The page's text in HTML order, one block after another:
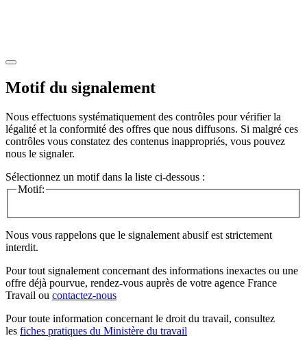
Motif du signalement
Nous effectuons systématiquement des contrôles pour vérifier la
légalité et la conformité des offres que nous diffusons. Si malgré ces
contrôles vous constatez des contenus inappropriés, vous pouvez
nous le signaler.
Sélectionnez un motif dans la liste ci-dessous :
Motif:
Nous vous rappelons que le signalement abusif est strictement
interdit.
Pour tout signalement concernant des informations inexactes ou une
offre déjà pourvue, rendez-vous auprès de votre agence France
Travail ou contactez-nous
Pour toute information concernant le droit du travail, consultez
les fiches pratiques du Ministère du travail